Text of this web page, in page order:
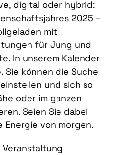
digital oder hybrid:
2025 –
mit
für Jung und
In unserem Kalender
Sie können die Suche
und sich so
oder im ganzen
Seien Sie dabei
Energie von morgen.
Veranstaltung